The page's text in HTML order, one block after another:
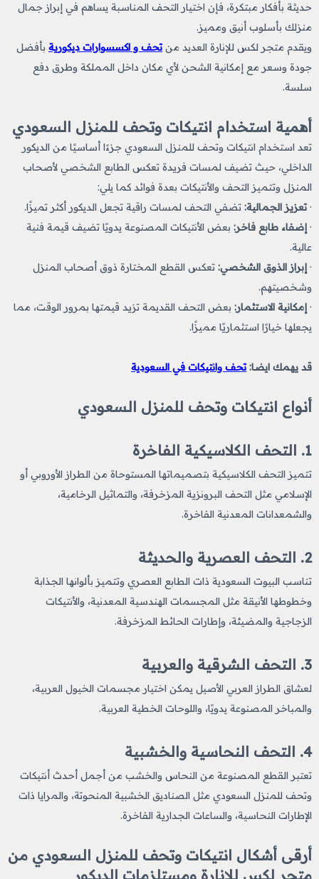
حديثة بأفكار مبتكرة، فإن اختيار التحف المناسبة يساهم في إبراز جمال
منزلك بأسلوب أنيق ومميز.
ويقدم متجر لكس للإنارة العديد منتحف و اكسسوارات ديكورية بأفضل
جودة وسعر مع إمكانية الشحن لأي مكان داخل المملكة وطرق دفع
سلسة.
أهمية استخدام انتيكات وتحف للمنزل السعودي
تعد استخدام انتيكات وتحف للمنزل السعودي جزءًا أساسيًا من الديكور
الداخلي، حيث تضيف لمسات فريدة تعكس الطابع الشخصي لأصحاب
المنزل وتتميز التحف والأنتيكات بعدة فوائد كما يلي:
· تعزيز الجمالية: تضفي التحف لمسات راقية تجعل الديكور أكثر تميزًا.
· إضفاء طابع فاخر: بعض الأنتيكات المصنوعة يدويًا تضيف قيمة فنية
عالية.
· إبراز الذوق الشخصي: تعكس القطع المختارة ذوق أصحاب المنزل
وشخصيتهم.
· إمكانية الاستثمار: بعض التحف القديمة تزيد قيمتها بمرور الوقت، مما
يجعلها خيارًا استثماريًا مميزًا.
قد يهمك ايضا: تحف وانتيكات في السعودية
أنواع انتيكات وتحف للمنزل السعودي
1. التحف الكلاسيكية الفاخرة
تتميز التحف الكلاسيكية بتصميماتها المستوحاة من الطراز الأوروبي أو
الإسلامي مثل التحف البرونزية المزخرفة، والتماثيل الرخامية،
والشمعدانات المعدنية الفاخرة.
2. التحف العصرية والحديثة
تناسب البيوت السعودية ذات الطابع العصري وتتميز بألوانها الجذابة
وخطوطها الأنيقة مثل المجسمات الهندسية المعدنية، والأنتيكات
الزجاجية والمضيئة، وإطارات الحائط المزخرفة.
3. التحف الشرقية والعربية
لعشاق الطراز العربي الأصيل يمكن اختيار مجسمات الخيول العربية،
والمباخر المصنوعة يدويًا، واللوحات الخطية العربية.
4. التحف النحاسية والخشبية
تعتبر القطع المصنوعة من النحاس والخشب من أجمل أحدث أنتيكات
وتحف للمنزل السعودي مثل الصناديق الخشبية المنحوتة، والمرايا ذات
الإطارات النحاسية، والساعات الجدارية الفاخرة.
أرقى أشكال انتيكات وتحف للمنزل السعودي من
متجر لكس للإنارة ومستلزمات الديكور